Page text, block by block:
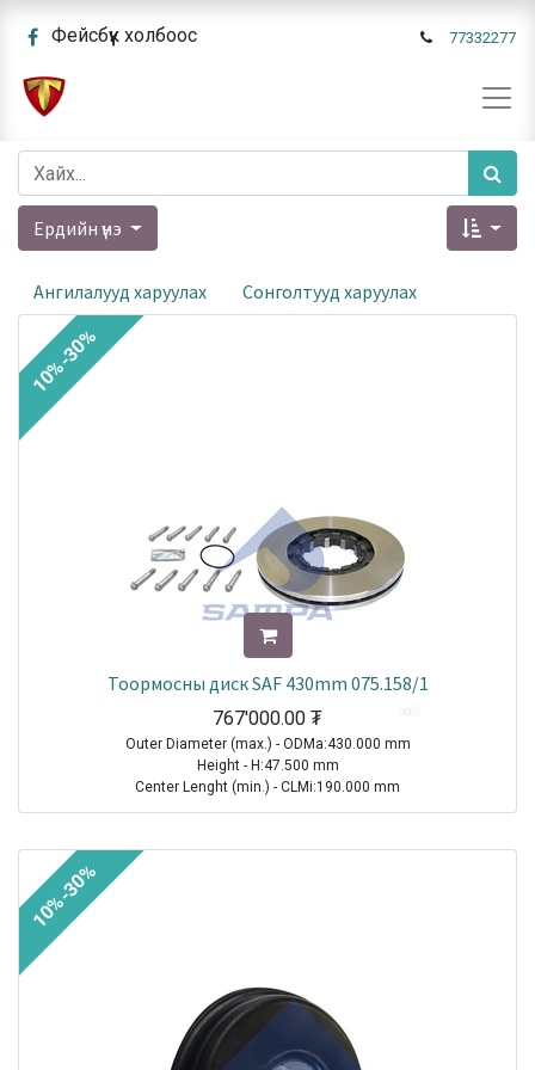
Фейсбүүк холбоос 77332277
Ердийн үнэ
Ангилалууд харуулах Сонголтууд харуулах
Тоормосны диск SAF 430mm 075.158/1
767'000.00 ₮
Outer Diameter (max.) - ODMa:430.000 mm
Height - H:47.500 mm
Center Lenght (min.) - CLMi:190.000 mm
TRAILER|SAF|BI9-22|1970-2021
10%-30%
10%-30%